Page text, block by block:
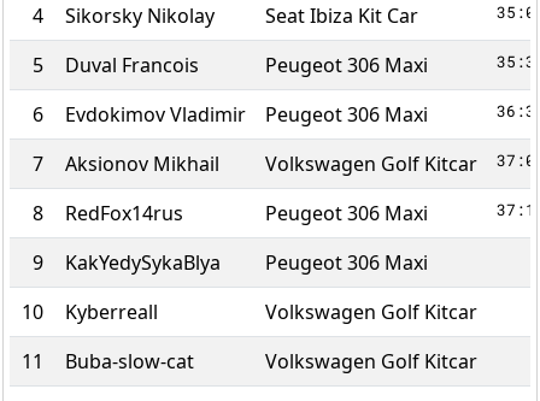
4 Sikorsky Nikolay Seat Ibiza Kit Car
5 Duval Francois Peugeot 306 Maxi
6 Evdokimov Vladimir Peugeot 306 Maxi
7 Aksionov Mikhail Volkswagen Golf Kitcar
8 RedFox14rus Peugeot 306 Maxi
9 KakYedySykaBlya
Peugeot 306 Maxi
10
Kyberreall
Volkswagen Golf Kitcar
11
Buba-slow-cat Volkswagen Golf Kitcar